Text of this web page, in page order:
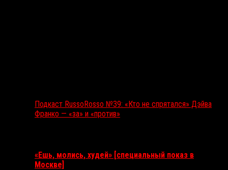
Подкаст RussoRosso №39: «Кто не спрятался» Дэйва
Франко — «за» и «против»
«Ешь, молись, худей» [специальный показ в
Москве]